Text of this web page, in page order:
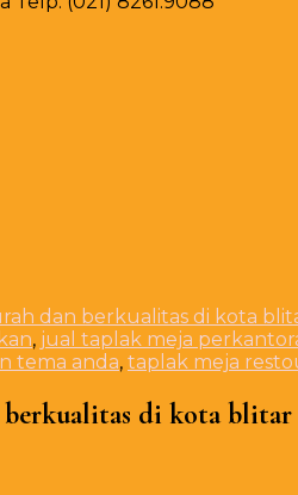
dan berkualitas di kota
, jual taplak meja
tema anda, taplak meja
berkualitas di kota blitar